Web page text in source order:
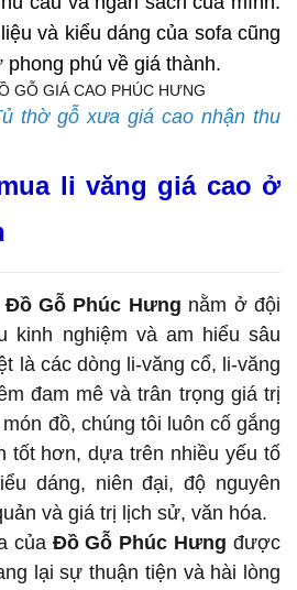
và kiểu dáng của sofa cũng
phú về giá thành.
thờ gỗ xưa giá cao nhận thu
li văng giá cao ở
Đồ Gỗ Phúc Hưng nằm ở đội
kinh nghiệm và am hiểu sâu
là các dòng li-văng cổ, li-văng
đam mê và trân trọng giá trị
đồ, chúng tôi luôn cố gắng
tốt hơn, dựa trên nhiều yếu tố
dáng, niên đại, độ nguyên
và giá trị lịch sử, văn hóa.
của Đồ Gỗ Phúc Hưng được
lại sự thuận tiện và hài lòng